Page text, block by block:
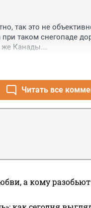
так это не
таком снегопаде
же Канады.
Читать все
а кому